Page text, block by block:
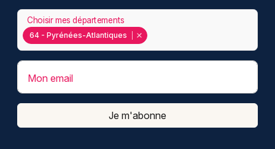
64 - Pyrénées-Atlantiques
Choisir mes départements
Mon email
Je m'abonne